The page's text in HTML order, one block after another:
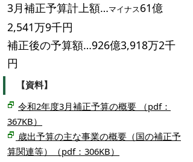
3月補正予算計上額…マイナス61億
2,541万9千円
補正後の予算額…926億3,918万2千
円
【資料】
令和2年度3月補正予算の概要 （pdf：
367KB）
歳出予算の主な事業の概要（国の補正予
算関連等）（pdf：306KB）